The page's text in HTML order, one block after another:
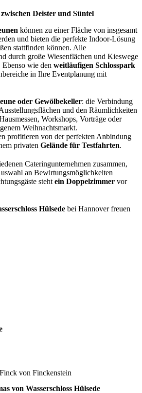
Deister und Süntel
können zu einer Fläche von insgesamt
und bieten die perfekte Indoor-Lösung
stattfinden können. Alle
durch große Wiesenflächen und Kieswege
wie den weitläufigen Schlosspark
in Ihre Eventplanung mit
oder Gewölbekeller: die Verbindung
und den Räumlichkeiten
Workshops, Vorträge oder
Weihnachtsmarkt.
profitieren von der perfekten Anbindung
privaten Gelände für Testfahrten.
Cateringunternehmen zusammen,
an Bewirtungsmöglichkeiten
steht ein Doppelzimmer vor
Hülsede bei Hannover freuen
von Finckenstein
von Wasserschloss Hülsede